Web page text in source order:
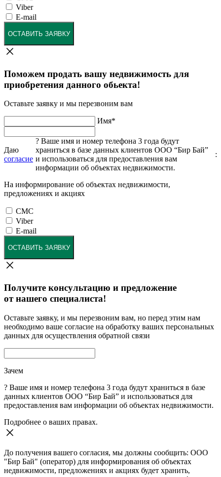
Viber
E-mail
ОСТАВИТЬ ЗАЯВКУ
Поможем продать вашу недвижимость для
приобретения данного обьекта!
Оставьте заявку и мы перезвоним вам
Имя*
Даю
согласие
? Ваше имя и номер телефона 3 года будут
храниться в базе данных клиентов ООО “Бир Бай”
и использоваться для предоставления вам
информации об объектах недвижимости.
:
На информирование об объектах недвижимости,
предложениях и акциях
СМС
Viber
E-mail
ОСТАВИТЬ ЗАЯВКУ
Получите консультацию и предложение
от нашего специалиста!
Оставьте заявку, и мы перезвоним вам, но перед этим нам
необходимо ваше согласие на обработку ваших персональных
данных для осуществления обратной связи
Зачем
? Ваше имя и номер телефона 3 года будут храниться в базе
данных клиентов ООО “Бир Бай” и использоваться для
предоставления вам информации об объектах недвижимости.
Подробнее о ваших правах.
До получения вашего согласия, мы должны сообщить: ООО
"Бир Бай" (оператор) для информирования об объектах
недвижимости, предложениях и акциях будет хранить,